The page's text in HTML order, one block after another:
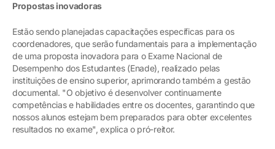
Propostas inovadoras
Estão sendo planejadas capacitações específicas para os
coordenadores, que serão fundamentais para a implementação
de uma proposta inovadora para o Exame Nacional de
Desempenho dos Estudantes (Enade), realizado pelas
instituições de ensino superior, aprimorando também a gestão
documental. "O objetivo é desenvolver continuamente
competências e habilidades entre os docentes, garantindo que
nossos alunos estejam bem preparados para obter excelentes
resultados no exame", explica o pró-reitor.